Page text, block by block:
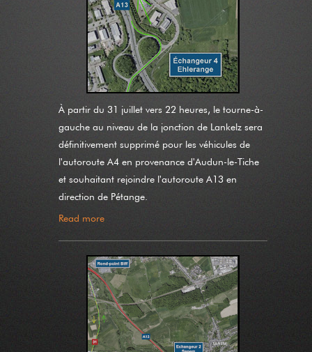
NEWS
À partir du 31 juillet vers 22 heures, le tourne-à-
gauche au niveau de la jonction de Lankelz sera
définitivement supprimé pour les véhicules de
l'autoroute A4 en provenance d'Audun-le-Tiche
et souhaitant rejoindre l'autoroute A13 en
direction de Pétange.
Read more